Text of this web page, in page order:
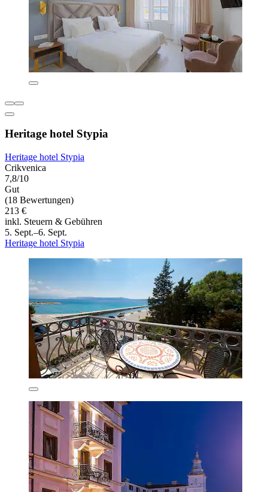
Heritage hotel Stypia
Heritage hotel Stypia
Crikvenica
7,8/10
Gut
(18 Bewertungen)
213 €
inkl. Steuern & Gebühren
5. Sept.–6. Sept.
Heritage hotel Stypia